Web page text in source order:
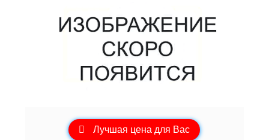
Лучшая цена для Вас